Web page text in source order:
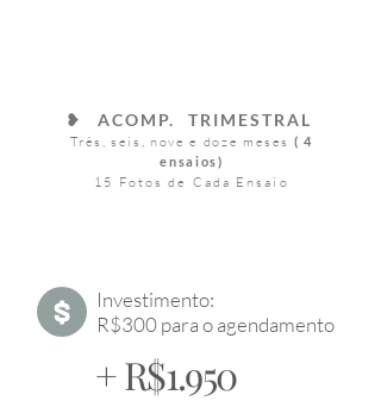
❥ ACOMP. TRIMESTRAL
Três, seis, nove e doze meses ( 4
ensaios)
15 Fotos de Cada Ensaio
Investimento:
R$300 para o agendamento
+ R$1.950